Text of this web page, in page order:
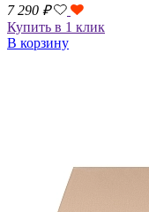
7 290 ₽
Купить в 1 клик
В корзину